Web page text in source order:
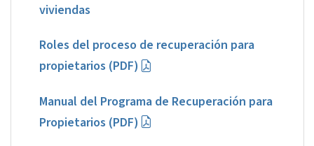
viviendas
Roles del proceso de recuperación para
propietarios (PDF)
Manual del Programa de Recuperación para
Propietarios (PDF)